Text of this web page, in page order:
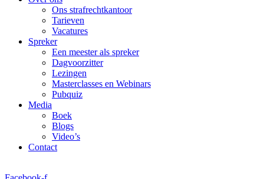
Ons strafrechtkantoor
Tarieven
Vacatures
Spreker
Een meester als spreker
Dagvoorzitter
Lezingen
Masterclasses en Webinars
Pubquiz
Media
Boek
Blogs
Video’s
Contact